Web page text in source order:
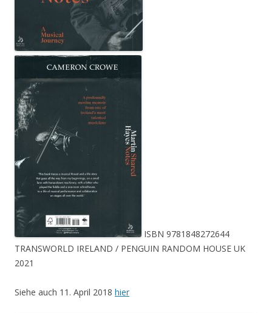
ISBN 9781848272644
TRANSWORLD IRELAND / PENGUIN RANDOM HOUSE UK
2021
Siehe auch 11. April 2018 hier